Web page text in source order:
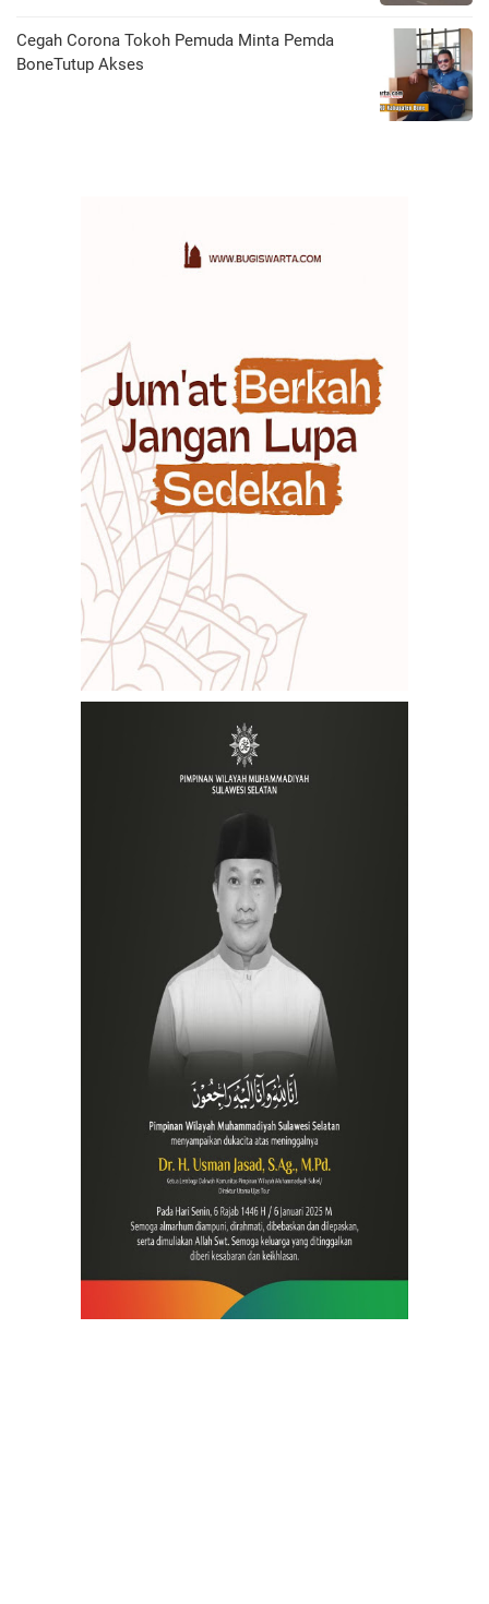
Cegah Corona Tokoh Pemuda Minta Pemda
BoneTutup Akses